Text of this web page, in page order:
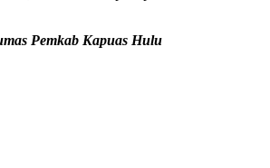
Pemkab Kapuas Hulu